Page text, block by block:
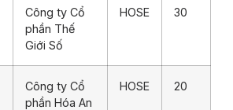
Công ty Cổ
phần Thế
Giới Số
HOSE 30
Công ty Cổ
phần Hóa An
HOSE 20